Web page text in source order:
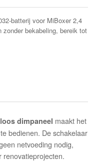
batterij voor MiBoxer 2,4
zonder bekabeling, bereik tot
dimpaneel maakt het
bedienen. De schakelaar
netvoeding nodig,
renovatieprojecten.